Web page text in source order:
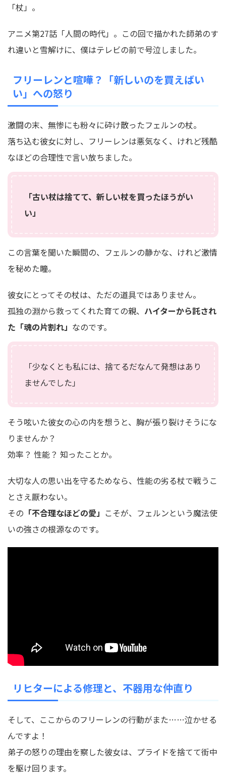
「杖」。
アニメ第27話「人間の時代」。この回で描かれた師弟のす
れ違いと雪解けに、僕はテレビの前で号泣しました。
フリーレンと喧嘩？「新しいのを買えばい
い」への怒り
激闘の末、無惨にも粉々に砕け散ったフェルンの杖。
落ち込む彼女に対し、フリーレンは悪気なく、けれど残酷
なほどの合理性で言い放ちました。
「古い杖は捨てて、新しい杖を買ったほうがい
い」
この言葉を聞いた瞬間の、フェルンの静かな、けれど激情
を秘めた瞳。
彼女にとってその杖は、ただの道具ではありません。
孤独の淵から救ってくれた育ての親、 ハイターから託され
た「魂の片割れ」 なのです。
「少なくとも私には、捨てるだなんて発想はあり
ませんでした」
そう呟いた彼女の心の内を想うと、胸が張り裂けそうにな
りませんか？
効率？ 性能？ 知ったことか。
大切な人の思い出を守るためなら、性能の劣る杖で戦うこ
とさえ厭わない。
その 「不合理なほどの愛」 こそが、フェルンという魔法使
いの強さの根源なのです。
リヒターによる修理と、不器用な仲直り
そして、ここからのフリーレンの行動がまた……泣かせる
んですよ！
弟子の怒りの理由を察した彼女は、プライドを捨てて街中
を駆け回ります。